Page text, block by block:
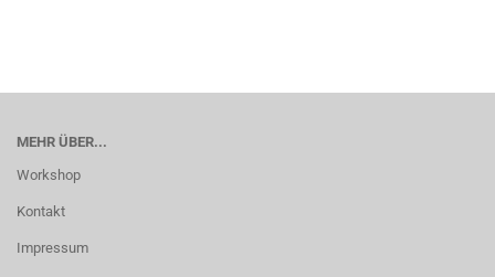
MEHR ÜBER...
Workshop
Kontakt
Impressum